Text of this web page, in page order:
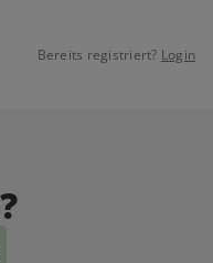
Bereits registriert? Login